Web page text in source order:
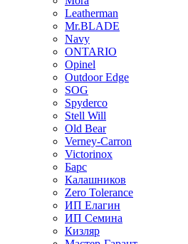
Leatherman
Mr.BLADE
Navy
ONTARIO
Opinel
Outdoor Edge
SOG
Spyderco
Stell Will
Old Bear
Verney-Carron
Victorinox
Барс
Калашников
Zero Tolerance
ИП Елагин
ИП Семина
Кизляр